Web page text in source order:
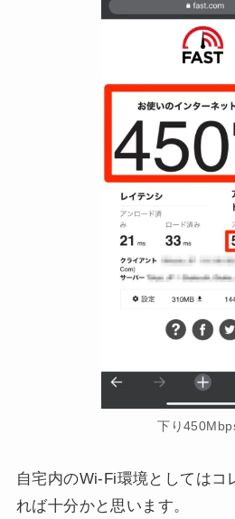
下り
自宅内のWi-Fi環境としてはコ
れば十分かと思います。